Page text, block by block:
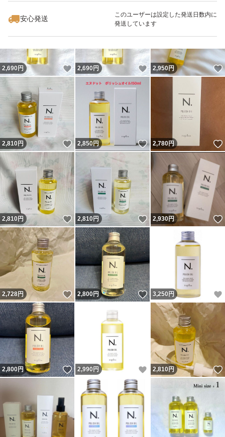
安心発送
このユーザーは設定した発送日数内に
発送しています
2,690円 いいね！
2,690円 いいね！
2,950円
2,810円 いいね！
2,850円 いいね！
2,780円
2,810円 いいね！
2,810円 いいね！
2,930円
2,728円 いいね！
2,800円 いいね！
3,250 円
2,800円 いいね！
2,990 円 いいね！
2,810円